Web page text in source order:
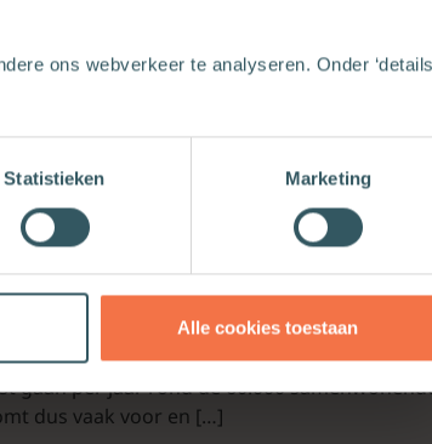
ons webverkeer te analyseren. Onder ‘details
Statistieken Marketing
Alle cookies toestaan
is dikwijls het gevolg van drie soorten
veel te doen). Je kunt druk voelen (aan
Pastoraat Praktische theologie
de huwelijken in Nederland eindigt 38%
gaan per jaar rond de 60.000
dus vaak voor en […]